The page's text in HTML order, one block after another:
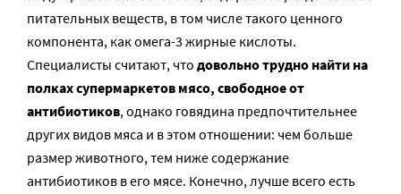
питательных веществ, в том числе такого ценного
компонента, как омега-3 жирные кислоты.
Специалисты считают, что довольно трудно найти на
полках супермаркетов мясо, свободное от
антибиотиков, однако говядина предпочтительнее
других видов мяса и в этом отношении: чем больше
размер животного, тем ниже содержание
антибиотиков в его мясе. Конечно, лучше всего есть